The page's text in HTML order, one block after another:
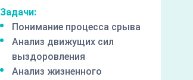
Задачи:
Понимание процесса срыва
Анализ движущих сил
выздоровления
Анализ жизненного